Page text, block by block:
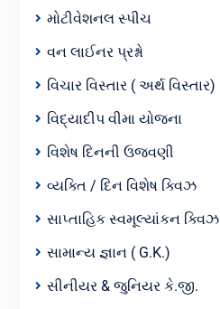
મોટીવેશનલ સ્પીચ
વન લાઈનર પ્રશ્નો
વિચાર વિસ્તાર ( અર્થ વિસ્તાર)
વિદ્યાદીપ વીમા યોજના
વિશેષ દિનની ઉજવણી
વ્યક્તિ / દિન વિશેષ ક્વિઝ
સાપ્તાહિક સ્વમૂલ્યાંકન ક્વિઝ
સામાન્ય જ્ઞાન ( G.K.)
સીનીયર & જુનિયર કે.જી.